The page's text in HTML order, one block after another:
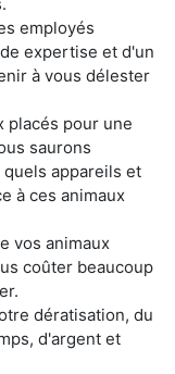
employés
expertise et d'un
à vous délester
placés pour une
saurons
appareils et
à ces animaux
vos animaux
coûter beaucoup
dératisation, du
d'argent et